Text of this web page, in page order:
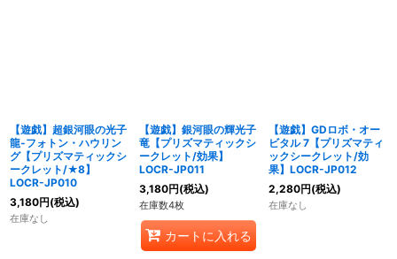
【遊戯】超銀河眼の光子
龍-フォトン・ハウリン
グ【プリズマティックシ
ークレット/★8】
LOCR-JP010
3,180円(税込)
在庫なし
【遊戯】銀河眼の輝光子
竜【プリズマティックシ
ークレット/効果】
LOCR-JP011
3,180円(税込)
在庫数4枚
カートに入れる
【遊戯】GDロボ・オー
ビタル 7【プリズマティ
ックシークレット/効
果】LOCR-JP012
2,280円(税込)
在庫なし